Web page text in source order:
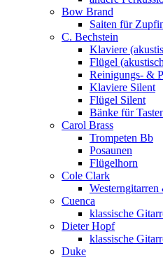
Bow Brand
Saiten für
C. Bechstein
Klaviere
Flügel
Reinigungs- &
Klaviere Silent
Flügel Silent
Bänke für
Carol Brass
Trompeten Bb
Posaunen
Flügelhorn
Cole Clark
Westerngitarren
Cuenca
klassische
Dieter Hopf
klassische
Duke